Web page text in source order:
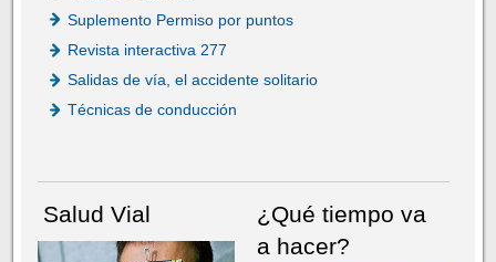
Suplemento Permiso por puntos
Revista interactiva 277
Salidas de vía, el accidente solitario
Técnicas de conducción
Salud Vial
¿Qué tiempo va
a hacer?